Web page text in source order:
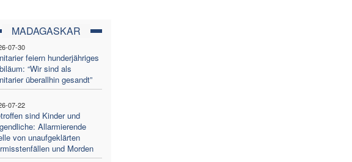
MADAGASKAR
07-30
feiern hunderjähriges
“Wir sind als
überallhin gesandt”
07-22
sind Kinder und
Allarmierende
von unaufgeklärten
und Morden